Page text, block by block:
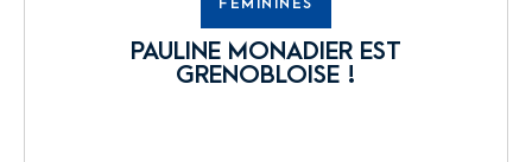
FÉMININES
PAULINE MONADIER EST
GRENOBLOISE !